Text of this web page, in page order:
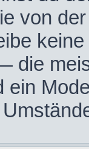
von
die
ein